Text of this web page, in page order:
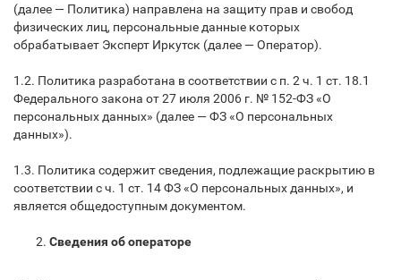
(далее — Политика) направлена на защиту прав и свобод
физических лиц, персональные данные которых
обрабатывает Эксперт Иркутск (далее — Оператор).
1.2. Политика разработана в соответствии с п. 2 ч. 1 ст. 18.1
Федерального закона от 27 июля 2006 г. № 152-ФЗ «О
персональных данных» (далее — ФЗ «О персональных
данных»).
1.3. Политика содержит сведения, подлежащие раскрытию в
соответствии с ч. 1 ст. 14 ФЗ «О персональных данных», и
является общедоступным документом.
Сведения об операторе